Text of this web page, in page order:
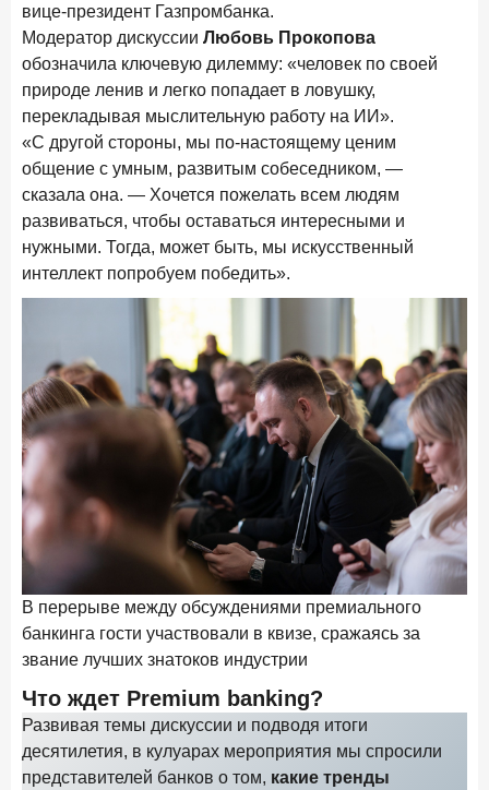
вице-президент Газпромбанка.
Модератор дискуссии Любовь Прокопова
обозначила ключевую дилемму: «человек по своей
природе ленив и легко попадает в ловушку,
перекладывая мыслительную работу на ИИ».
«С другой стороны, мы по-настоящему ценим
общение с умным, развитым собеседником, —
сказала она. — Хочется пожелать всем людям
развиваться, чтобы оставаться интересными и
нужными. Тогда, может быть, мы искусственный
интеллект попробуем победить».
В перерыве между обсуждениями премиального
банкинга гости участвовали в квизе, сражаясь за
звание лучших знатоков индустрии
Что ждет Premium banking?
Развивая темы дискуссии и подводя итоги
десятилетия, в кулуарах мероприятия мы спросили
представителей банков о том, какие тренды